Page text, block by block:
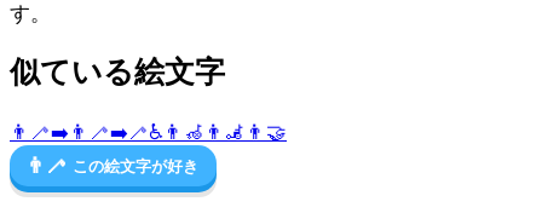
す。
似ている絵文字
👨‍🦯‍➡️ 👨‍🦯➡️ 🦯♿ 👨‍🦽 👨‍🦼 👨 🤝
👨‍🦯 この絵文字が好き